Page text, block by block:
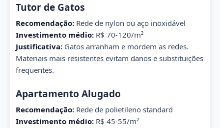
Tutor de Gatos
Recomendação: Rede de nylon ou aço inoxidável
Investimento médio: R$ 70-120/m²
Justificativa: Gatos arranham e mordem as redes.
Materiais mais resistentes evitam danos e substituições
frequentes.
Apartamento Alugado
Recomendação: Rede de polietileno standard
Investimento médio: R$ 45-55/m²